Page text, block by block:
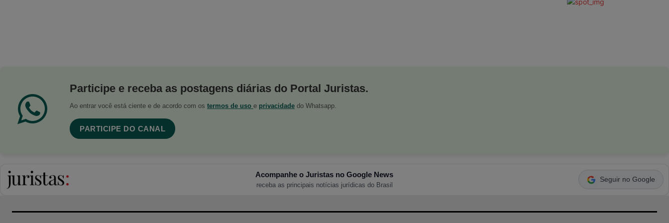
Participe e receba as postagens diárias do Portal Juristas.
Ao entrar você está ciente e de acordo com os termos de uso e privacidade do Whatsapp.
PARTICIPE DO CANAL
Acompanhe o Juristas no Google News
receba as principais notícias jurídicas do Brasil
Seguir no Google